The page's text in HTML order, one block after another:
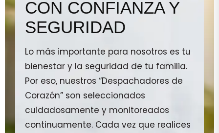
CON CONFIANZA Y
SEGURIDAD
Lo más importante para nosotros es tu
bienestar y la seguridad de tu familia.
Por eso, nuestros “Despachadores de
Corazón” son seleccionados
cuidadosamente y monitoreados
continuamente. Cada vez que realices